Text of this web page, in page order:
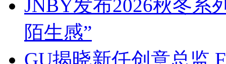
JNBY发布2026秋冬系
陌生感”
GU揭晓新任创意总监